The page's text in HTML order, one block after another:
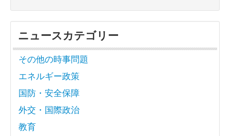
ニュースカテゴリー
その他の時事問題
エネルギー政策
国防・安全保障
外交・国際政治
教育